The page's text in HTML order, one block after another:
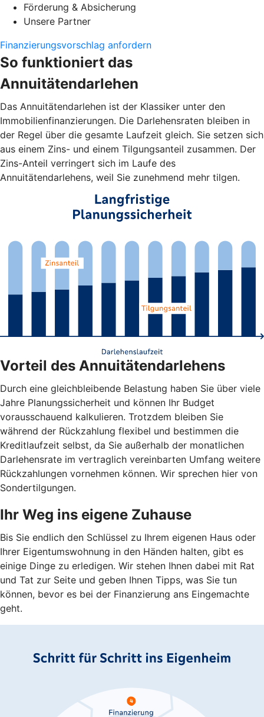
Förderung & Absicherung
Unsere Partner
Finanzierungsvorschlag anfordern
So funktioniert das
Annuitätendarlehen
Das Annuitätendarlehen ist der Klassiker unter den
Immobilienfinanzierungen. Die Darlehensraten bleiben in
der Regel über die gesamte Laufzeit gleich. Sie setzen sich
aus einem Zins- und einem Tilgungsanteil zusammen. Der
Zins-Anteil verringert sich im Laufe des
Annuitätendarlehens, weil Sie zunehmend mehr tilgen.
Vorteil des Annuitätendarlehens
Durch eine gleichbleibende Belastung haben Sie über viele
Jahre Planungssicherheit und können Ihr Budget
vorausschauend kalkulieren. Trotzdem bleiben Sie
während der Rückzahlung flexibel und bestimmen die
Kreditlaufzeit selbst, da Sie außerhalb der monatlichen
Darlehensrate im vertraglich vereinbarten Umfang weitere
Rückzahlungen vornehmen können. Wir sprechen hier von
Sondertilgungen.
Ihr Weg ins eigene Zuhause
Bis Sie endlich den Schlüssel zu Ihrem eigenen Haus oder
Ihrer Eigentumswohnung in den Händen halten, gibt es
einige Dinge zu erledigen. Wir stehen Ihnen dabei mit Rat
und Tat zur Seite und geben Ihnen Tipps, was Sie tun
können, bevor es bei der Finanzierung ans Eingemachte
geht.